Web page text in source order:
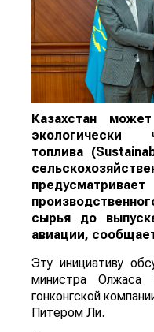
Казахстан
экологически
топлива
сырья до
авиации,
Эту инициативу
министра Олжаса
гонконгской
Питером Ли.